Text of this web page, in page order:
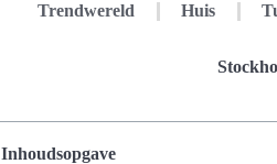
Trendwereld Huis
Inhoudsopgave